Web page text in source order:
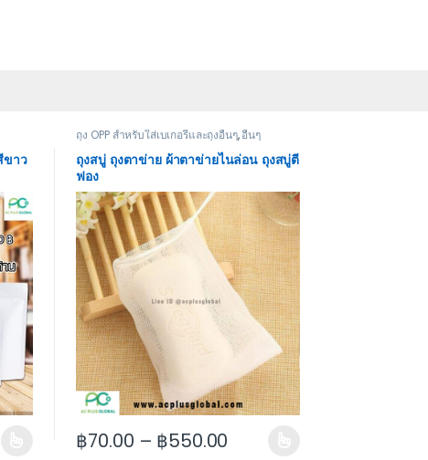
ขาว
The options may be chosen on the product page
ถุง OPP สำหรับใส่เบเกอรี่และถุงอื่นๆ,อื่นๆ
ถุงสบู่ ถุงตาข่าย ผ้าตาข่ายไนล่อน ถุงสบู่ตี
ฟอง
฿70.00 – ฿550.00
This product has multiple variants. The options may be